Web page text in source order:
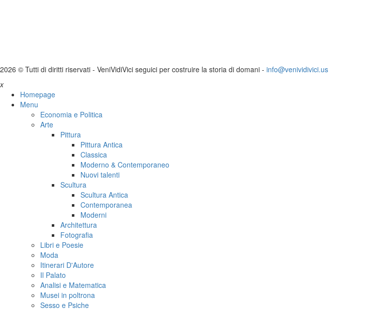
2026 © Tutti di diritti riservati - VeniVidiVici seguici per costruire la storia di domani - info@venividivici.us
x
Homepage
Menu
Economia e Politica
Arte
Pittura
Pittura Antica
Classica
Moderno & Contemporaneo
Nuovi talenti
Scultura
Scultura Antica
Contemporanea
Moderni
Architettura
Fotografia
Libri e Poesie
Moda
Itinerari D'Autore
Il Palato
Analisi e Matematica
Musei in poltrona
Sesso e Psiche